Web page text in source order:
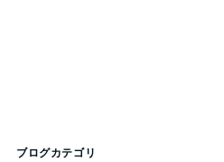
ブログカテゴリ